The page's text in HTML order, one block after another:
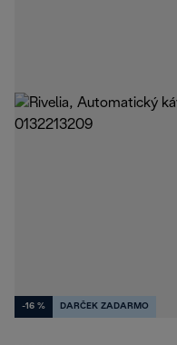
-16 % DARČEK ZADARMO